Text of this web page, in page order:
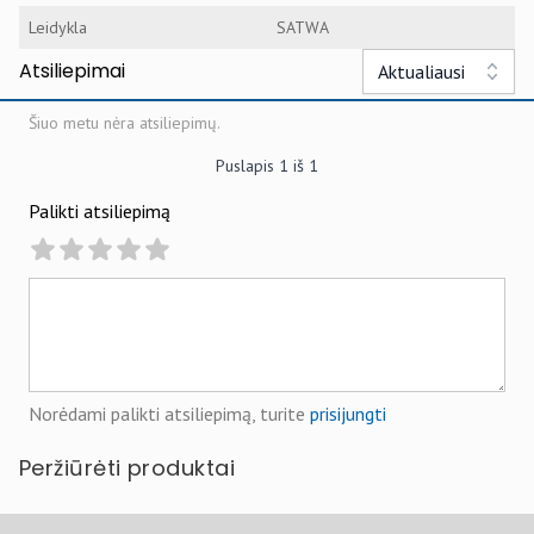
Leidykla
SATWA
Atsiliepimai Aktualiausi
Šiuo metu nėra atsiliepimų.
Puslapis 1 iš 1
Palikti atsiliepimą
Norėdami palikti atsiliepimą, turite prisijungti
Peržiūrėti produktai